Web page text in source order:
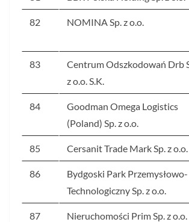
82 NOMINA Sp. z o.o.
83
Centrum Odszkodowań Drb
z o.o. S.K.
84
Goodman Omega Logistics
(Poland) Sp. z o.o.
85 Cersanit Trade Mark Sp. z o.o.
86
Bydgoski Park Przemysłowo-
Technologiczny Sp. z o.o.
87
Nieruchomości Prim Sp. z o.o.